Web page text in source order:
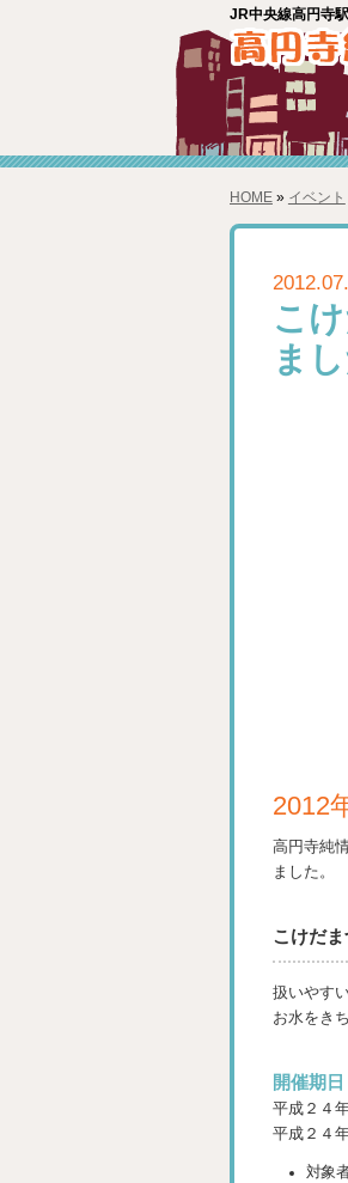
JR中央線高円寺
HOME» イベント
こ
ま
2012
高円寺純
ました。
こけだ
扱いやす
お水をき
開催期日
平成２４
平成２４
対象